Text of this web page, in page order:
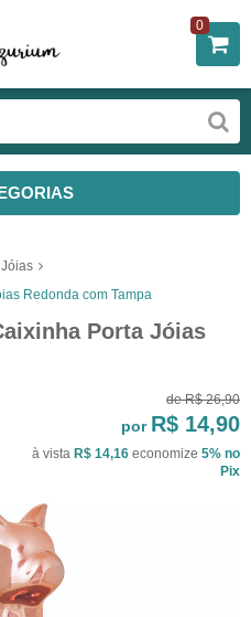
0
Redonda com Tampa
Porta Jóias
de R$ 26,90
por R$ 14,90
à vista R$ 14,16 economize 5% no
Pix